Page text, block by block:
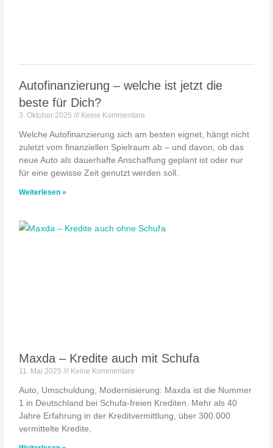
Autofinanzierung – welche ist jetzt die
beste für Dich?
3. Oktober 2025 Keine Kommentare
Welche Autofinanzierung sich am besten eignet, hängt nicht
zuletzt vom finanziellen Spielraum ab – und davon, ob das
neue Auto als dauerhafte Anschaffung geplant ist oder nur
für eine gewisse Zeit genutzt werden soll.
Weiterlesen »
Maxda – Kredite auch mit Schufa
11. Mai 2025 Keine Kommentare
Auto, Umschuldung, Modernisierung: Maxda ist die Nummer
1 in Deutschland bei Schufa-freien Krediten. Mehr als 40
Jahre Erfahrung in der Kreditvermittlung, über 300.000
vermittelte Kredite,